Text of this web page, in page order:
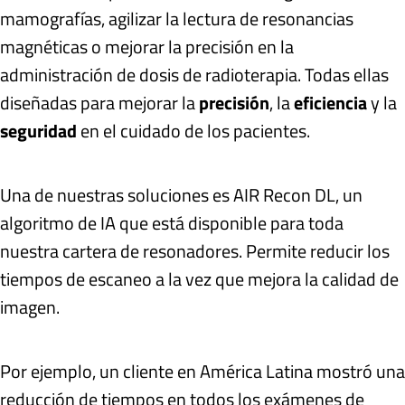
mamografías, agilizar la lectura de resonancias
magnéticas o mejorar la precisión en la
administración de dosis de radioterapia. Todas ellas
diseñadas para mejorar laprecisión, laeficienciay la
seguridaden el cuidado de los pacientes.
Una de nuestras soluciones es AIR Recon DL, un
algoritmo de IA que está disponible para toda
nuestra cartera de resonadores. Permite reducir los
tiempos de escaneo a la vez que mejora la calidad de
imagen.
Por ejemplo, un cliente en América Latina mostró una